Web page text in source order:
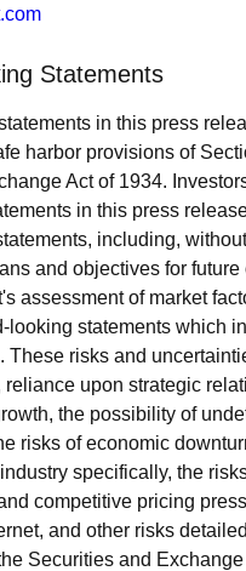
Statements
in this press
harbor provisions of
Act of 1934.
in this press
including,
and objectives for future
assessment of market
looking statements which
These risks and
upon strategic
the possibility of
risks of economic
specifically, the
competitive pricing
and other risks
Securities and Exchange